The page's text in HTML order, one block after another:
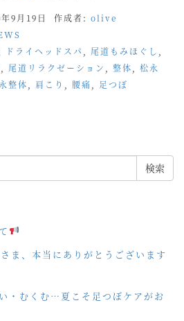
9月19日 作成者: olive
ドライヘッドスパ 尾道もみほぐし
尾道リラクゼーション 整体
松永
整体 肩こり 腰痛 足つぼ
ま、本当にありがとうございます
・むくむ…夏こそ足つぼケアがお